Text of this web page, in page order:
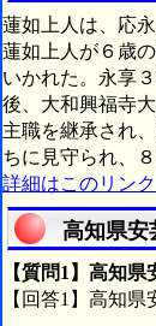
蓮如上人は、応
蓮如上人が６歳
いかれた。永享
後、大和興福寺
主職を継承され
ちに見守られ、
詳細はこのリン
高知県安
【質問1】高知
【回答1】高知